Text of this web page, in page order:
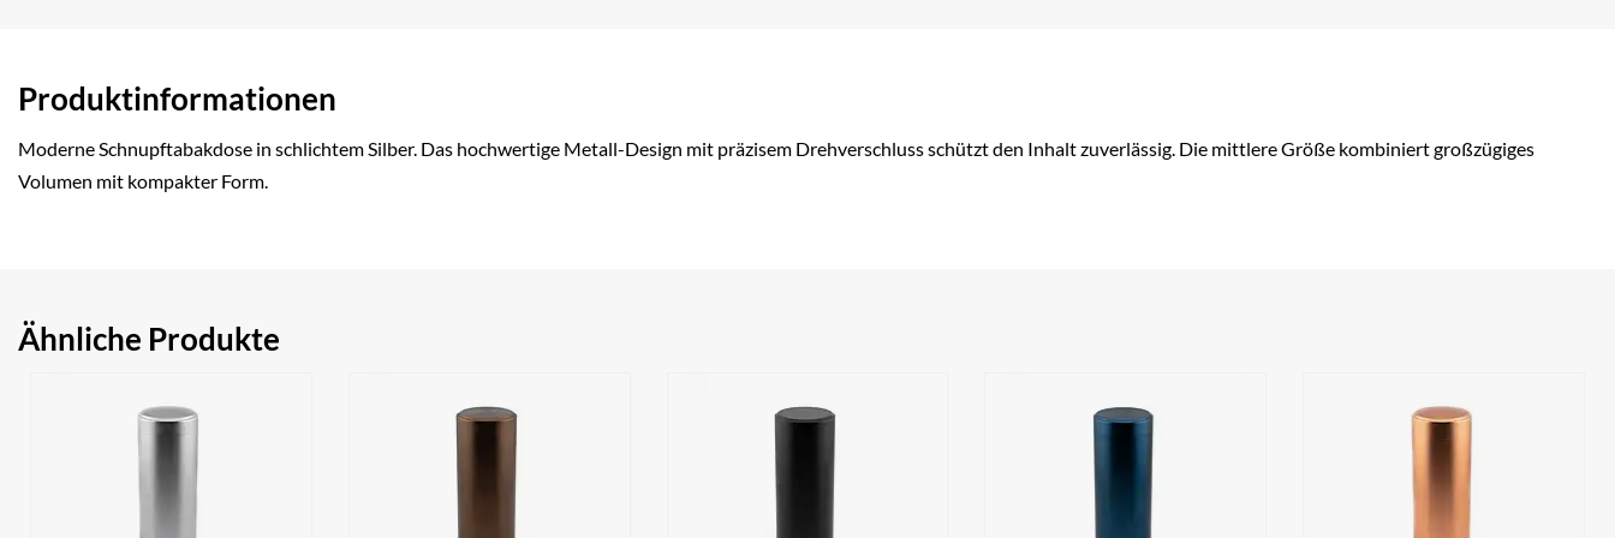
Produktinformationen
Moderne Schnupftabakdose in schlichtem Silber. Das hochwertige Metall-Design mit präzisem Drehverschluss schützt den Inhalt zuverlässig. Die mittlere Größe kombiniert großzügiges
Volumen mit kompakter Form.
Ähnliche Produkte